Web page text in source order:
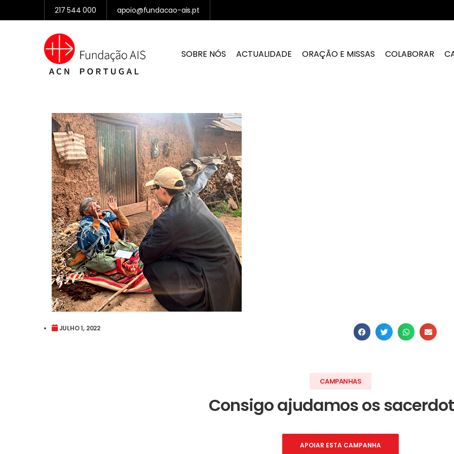
217 544 000 apoio@fundacao-ais.pt
SOBRE NÓS ACTUALIDADE ORAÇÃO E MISSAS COLABORAR
JULHO 1, 2022
CAMPANHAS
Consigo ajudamos os
APOIAR ESTA CAMPANHA